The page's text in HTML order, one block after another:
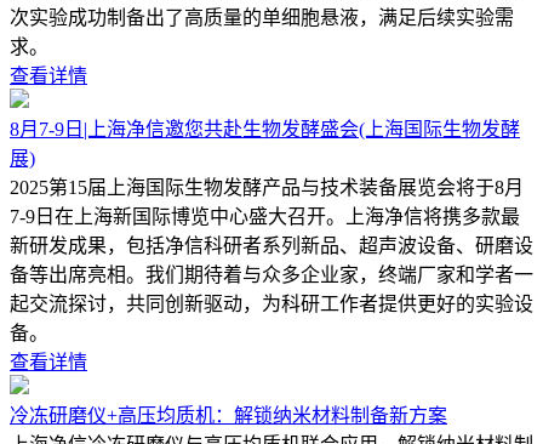
次实验成功制备出了高质量的单细胞悬液，满足后续实验需
求。
查看详情
8月7-9日|上海净信邀您共赴生物发酵盛会(上海国际生物发酵
展)
2025第15届上海国际生物发酵产品与技术装备展览会将于8月
7-9日在上海新国际博览中心盛大召开。上海净信将携多款最
新研发成果，包括净信科研者系列新品、超声波设备、研磨设
备等出席亮相。我们期待着与众多企业家，终端厂家和学者一
起交流探讨，共同创新驱动，为科研工作者提供更好的实验设
备。
查看详情
冷冻研磨仪+高压均质机：解锁纳米材料制备新方案